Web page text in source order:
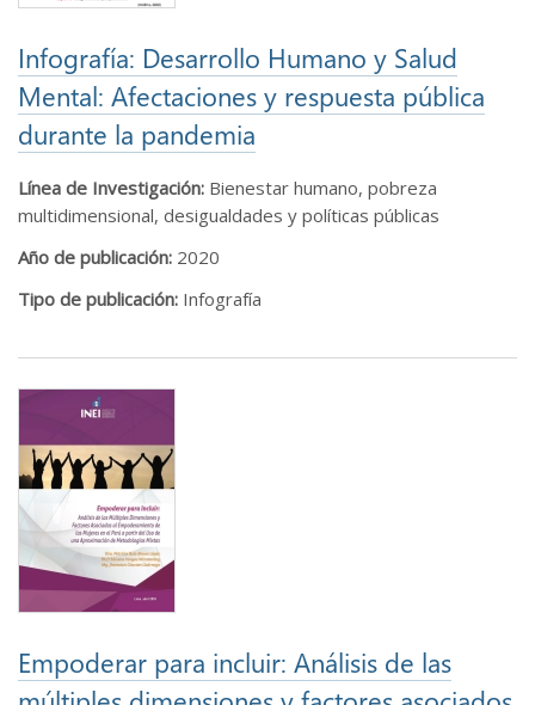
Infografía: Desarrollo Humano y Salud
Mental: Afectaciones y respuesta pública
durante la pandemia
Línea de Investigación: Bienestar humano, pobreza
multidimensional, desigualdades y políticas públicas
Año de publicación: 2020
Tipo de publicación: Infografía
Empoderar para incluir: Análisis de las